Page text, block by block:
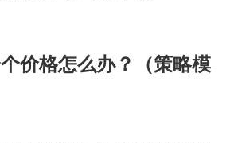
价格怎么办？（策略模